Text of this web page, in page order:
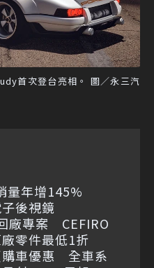
首次登台亮相。 圖／永三汽
量年增145%
後視鏡
廠專案 CEFIRO
零件最低1折
購車優惠 全車系